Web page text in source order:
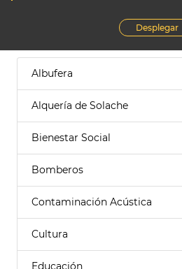
Desplegar
Albufera
Alquería de Solache
Bienestar Social
Bomberos
Contaminación Acústica
Cultura
Educación